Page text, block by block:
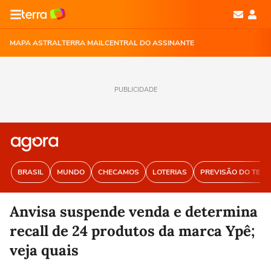
MAPA ASTRALTERRA MAILCENTRAL DO ASSINANTE
PUBLICIDADE
BRASIL MUNDO CHECAMOS LOTERIAS PREVISÃO DO
Anvisa suspende venda e determina
recall de 24 produtos da marca Ypê;
veja quais